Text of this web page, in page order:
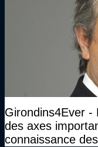
Girondins4Ever -
des axes
connaissance